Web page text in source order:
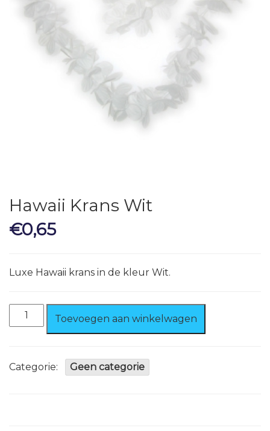
Hawaii Krans Wit
€0,65
Luxe Hawaii krans in de kleur Wit.
Hawaii
Toevoegen aan winkelwagen
Categorie: Geen categorie